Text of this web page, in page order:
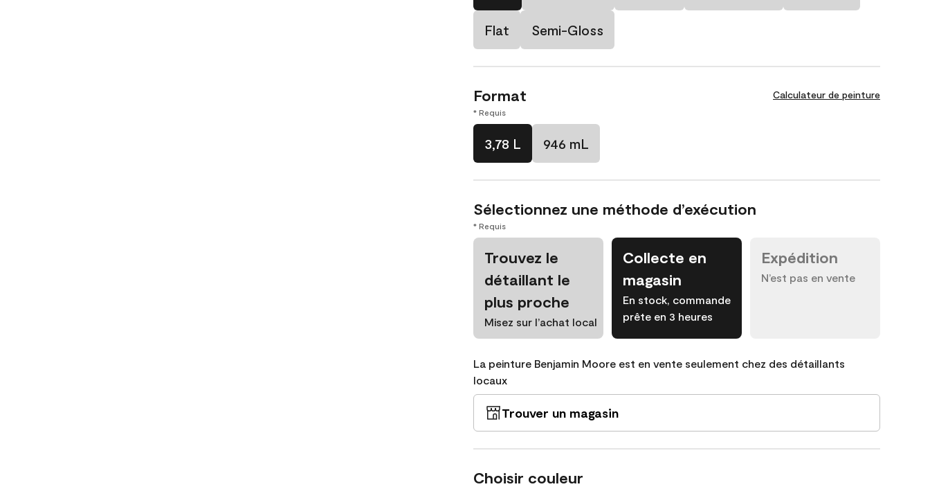
Flat Semi-Gloss
Format Calculateur de peinture
* Requis
3,78 L 946 mL
Sélectionnez une méthode d’exécution
* Requis
Trouvez le
détaillant le
plus proche
Misez sur l’achat local
Collecte en
magasin
En stock, commande
prête en 3 heures
Expédition
N’est pas en vente
La peinture Benjamin Moore est en vente seulement chez des détaillants
locaux
Trouver un magasin
Choisir couleur